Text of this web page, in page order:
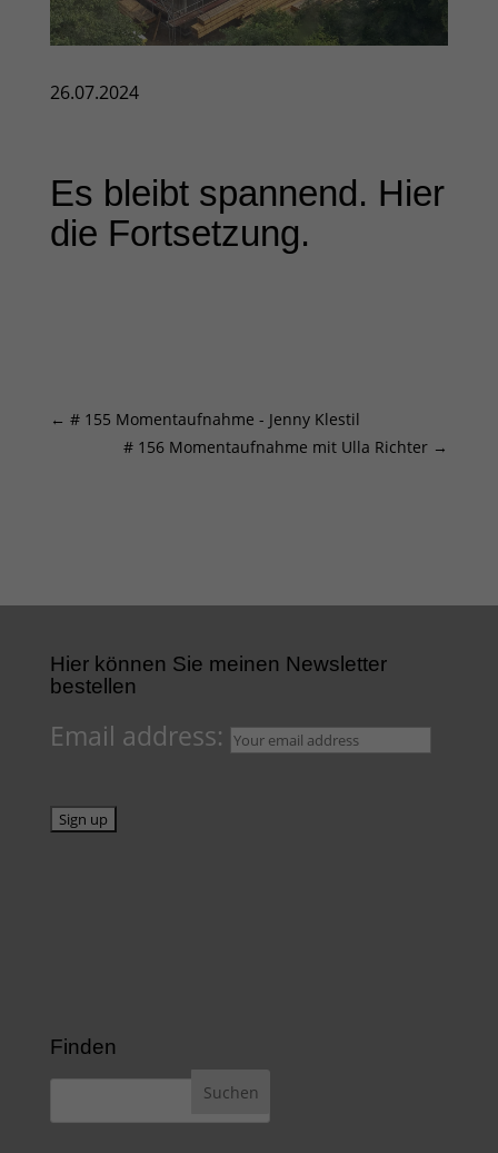
26.07.2024
Es bleibt spannend. Hier
die Fortsetzung.
← # 155 Momentaufnahme - Jenny Klestil
# 156 Momentaufnahme mit Ulla Richter →
Hier können Sie meinen Newsletter
bestellen
Email address:
Finden